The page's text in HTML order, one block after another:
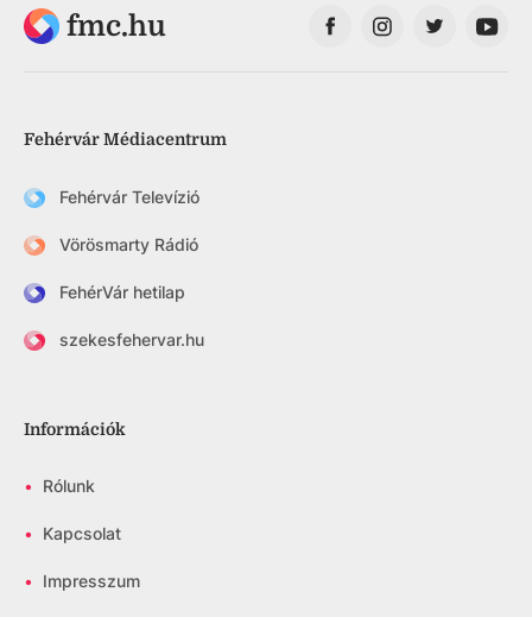
fmc.hu
Fehérvár Médiacentrum
Fehérvár Televízió
Vörösmarty Rádió
FehérVár hetilap
szekesfehervar.hu
Információk
• Rólunk
• Kapcsolat
• Impresszum